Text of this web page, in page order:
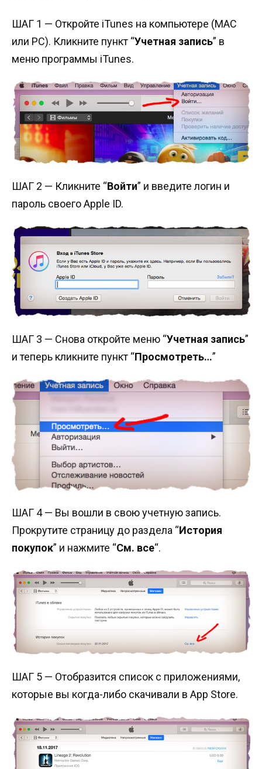
ШАГ 1 — Откройте iTunes на компьютере (MAC
или PC). Кликните пункт “Учетная запись” в
меню программы iTunes.
ШАГ 2 — Кликните “Войти” и введите логин и
пароль своего Apple ID.
ШАГ 3 — Снова откройте меню “Учетная запись”
и теперь кликните пункт “Просмотреть…”
ШАГ 4 — Вы вошли в свою учетную запись.
Прокрутите страницу до раздела “История
покупок” и нажмите “См. все“.
ШАГ 5 — Отобразится список с приложениями,
которые вы когда-либо скачивали в App Store.